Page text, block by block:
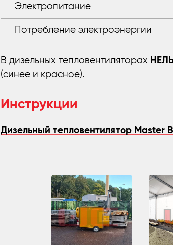
Электропитание
Потребление электроэнергии
В дизельных тепловентиляторах
(синее и красное).
Инструкции
Дизельный тепловентилятор Master